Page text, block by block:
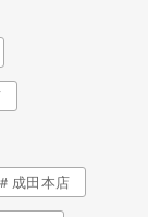
成田本店